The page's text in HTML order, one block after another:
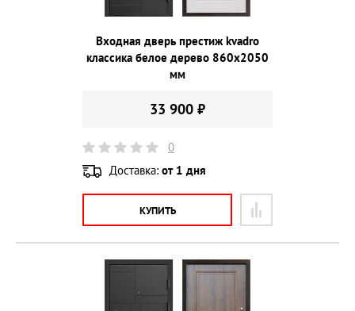
Входная дверь престиж kvadro
классика белое дерево 860х2050
мм
33 900 ₽
0
Доставка: от 1 дня
КУПИТЬ